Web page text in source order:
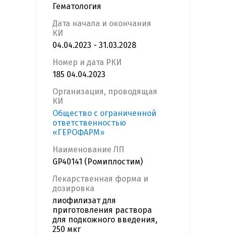
Гематология
Дата начала и окончания
КИ
04.04.2023 - 31.03.2028
Номер и дата РКИ
185 04.04.2023
Организация, проводящая
КИ
Общество с ограниченной
ответственностью
«ГЕРОФАРМ»
Наименование ЛП
GP40141 (Ромиплостим)
Лекарственная форма и
дозировка
лиофилизат для
приготовления раствора
для подкожного введения,
250 мкг